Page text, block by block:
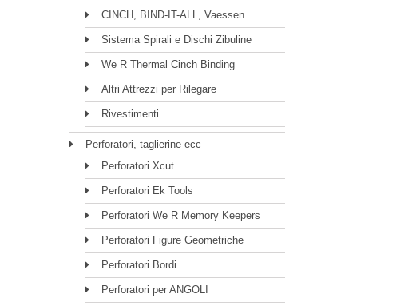
CINCH, BIND-IT-ALL, Vaessen
Sistema Spirali e Dischi Zibuline
We R Thermal Cinch Binding
Altri Attrezzi per Rilegare
Rivestimenti
Perforatori, taglierine ecc
Perforatori Xcut
Perforatori Ek Tools
Perforatori We R Memory Keepers
Perforatori Figure Geometriche
Perforatori Bordi
Perforatori per ANGOLI